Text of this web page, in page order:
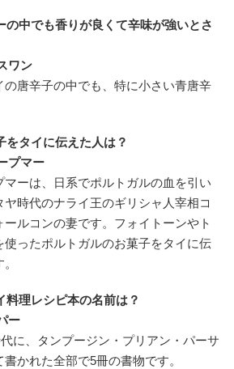
の中でも香りが良くて辛味が強いとさ
ワン
の唐辛子の中でも、特に小さい青唐辛
をタイに伝えた人は？
プマー
マーは、日系でポルトガルの血を引い
時代のナライ王のギリシャ人宰相コ
ールコンの妻です。フォイトーンやト
使ったポルトガルのお菓子をタイに伝
料理レシピ本の名前は？
ー
に、タンプージン・プリアン・パーサ
かれた全部で5冊の書物です。